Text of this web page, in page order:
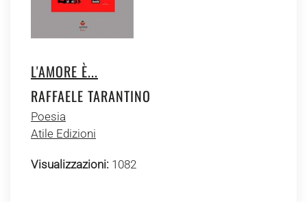
L'AMORE È...
RAFFAELE TARANTINO
Poesia
Atile Edizioni
Visualizzazioni: 1082